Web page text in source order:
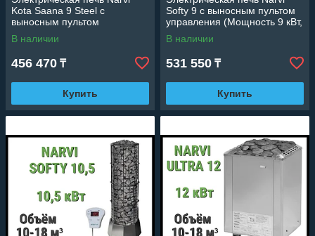
Kota Saana 9 Steel с
выносным пультом
управления (Мощность 9 кВт,
объем 8-14 м3)
В наличии
456 470 ₸
Купить
Softy 9 с выносным пультом
управления (Мощность 9 кВт,
объем 8-14 м3)
В наличии
531 550 ₸
Купить